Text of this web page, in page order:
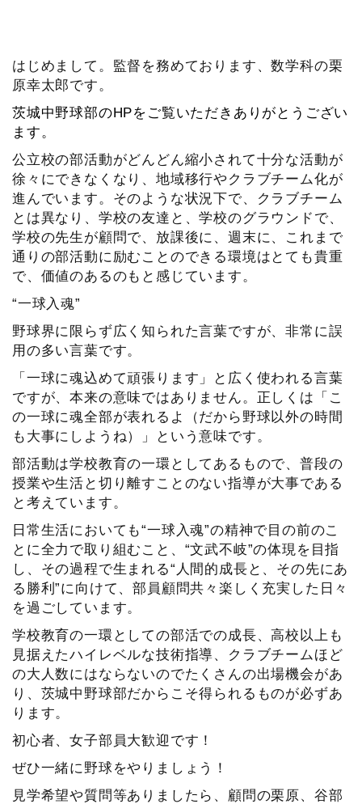
はじめまして。監督を務めております、数学科の栗
原幸太郎です。
茨城中野球部のHPをご覧いただきありがとうござい
ます。
公立校の部活動がどんどん縮小されて十分な活動が
徐々にできなくなり、地域移行やクラブチーム化が
進んでいます。そのような状況下で、クラブチーム
とは異なり、学校の友達と、学校のグラウンドで、
学校の先生が顧問で、放課後に、週末に、これまで
通りの部活動に励むことのできる環境はとても貴重
で、価値のあるのもと感じています。
“一球入魂”
野球界に限らず広く知られた言葉ですが、非常に誤
用の多い言葉です。
「一球に魂込めて頑張ります」と広く使われる言葉
ですが、本来の意味ではありません。正しくは「こ
の一球に魂全部が表れるよ（だから野球以外の時間
も大事にしようね）」という意味です。
部活動は学校教育の一環としてあるもので、普段の
授業や生活と切り離すことのない指導が大事である
と考えています。
日常生活においても“一球入魂”の精神で目の前のこ
とに全力で取り組むこと、“文武不岐”の体現を目指
し、その過程で生まれる“人間的成長と、その先にあ
る勝利”に向けて、部員顧問共々楽しく充実した日々
を過ごしています。
学校教育の一環としての部活での成長、高校以上も
見据えたハイレベルな技術指導、クラブチームほど
の大人数にはならないのでたくさんの出場機会があ
り、茨城中野球部だからこそ得られるものが必ずあ
ります。
初心者、女子部員大歓迎です！
ぜひ一緒に野球をやりましょう！
見学希望や質問等ありましたら、顧問の栗原、谷部